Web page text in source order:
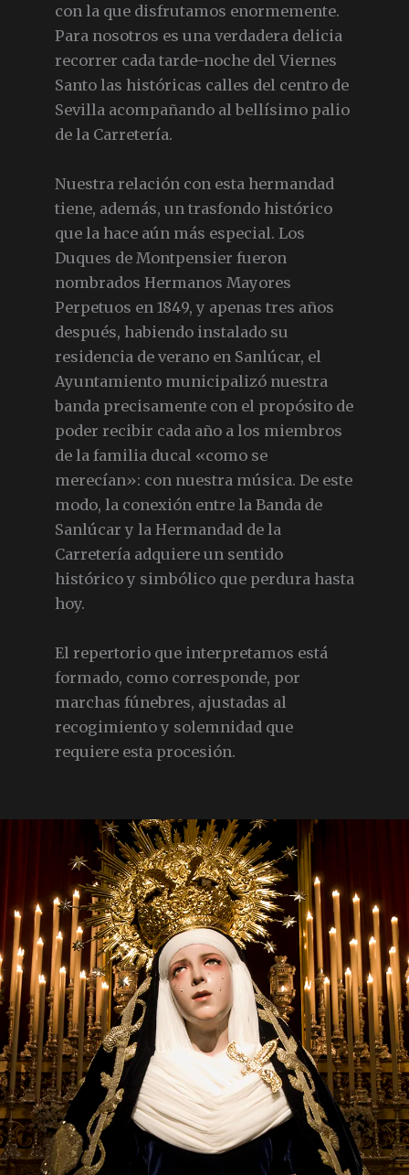
con la que disfrutamos enormemente.
Para nosotros es una verdadera delicia
recorrer cada tarde-noche del Viernes
Santo las históricas calles del centro de
Sevilla acompañando al bellísimo palio
de la Carretería.
Nuestra relación con esta hermandad
tiene, además, un trasfondo histórico
que la hace aún más especial. Los
Duques de Montpensier fueron
nombrados Hermanos Mayores
Perpetuos en 1849, y apenas tres años
después, habiendo instalado su
residencia de verano en Sanlúcar, el
Ayuntamiento municipalizó nuestra
banda precisamente con el propósito de
poder recibir cada año a los miembros
de la familia ducal «como se
merecían»: con nuestra música. De este
modo, la conexión entre la Banda de
Sanlúcar y la Hermandad de la
Carretería adquiere un sentido
histórico y simbólico que perdura hasta
hoy.
El repertorio que interpretamos está
formado, como corresponde, por
marchas fúnebres, ajustadas al
recogimiento y solemnidad que
requiere esta procesión.